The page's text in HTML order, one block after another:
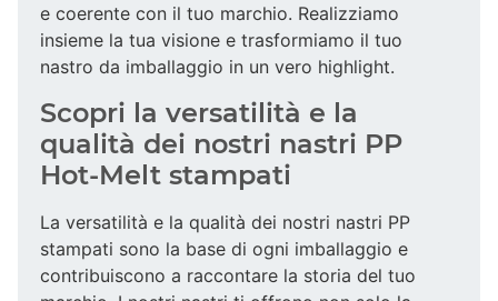
e coerente con il tuo marchio. Realizziamo
insieme la tua visione e trasformiamo il tuo
nastro da imballaggio in un vero highlight.
Scopri la versatilità e la
qualità dei nostri nastri PP
Hot-Melt stampati
La versatilità e la qualità dei nostri nastri PP
stampati sono la base di ogni imballaggio e
contribuiscono a raccontare la storia del tuo